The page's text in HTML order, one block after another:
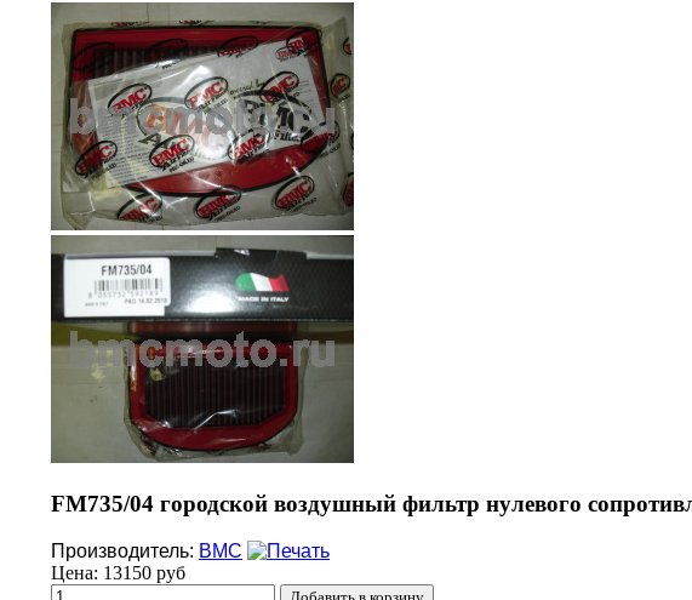
FM735/04 городской воздушный фильтр нулевого
Производитель: BMC
Цена: 13150 руб